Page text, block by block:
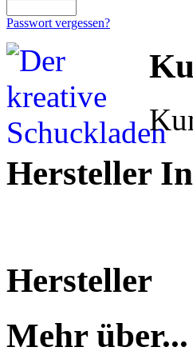
Passwort vergessen?
Hersteller
Hersteller
Mehr über...